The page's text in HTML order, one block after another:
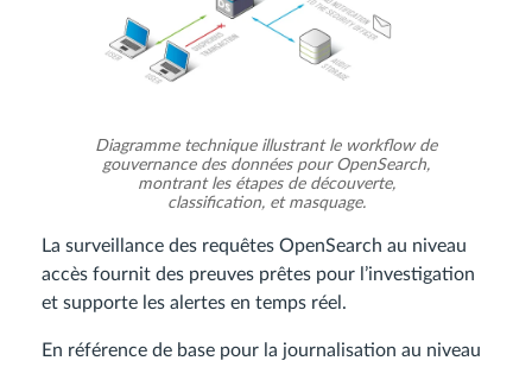
Diagramme technique illustrant le workflow de
gouvernance des données pour OpenSearch,
montrant les étapes de découverte,
classification, et masquage.
La surveillance des requêtes OpenSearch au niveau
accès fournit des preuves prêtes pour l’investigation
et supporte les alertes en temps réel.
En référence de base pour la journalisation au niveau